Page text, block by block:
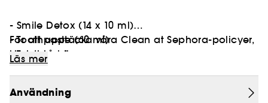
- Smile Detox (14 x 10 ml)
- Toothpaste (60 ml)
- Toothbrush
För att upptäcka våra Clean at Sephora-policyer,
klicka på här
med naturligt ursprung.
Läs mer
Användning